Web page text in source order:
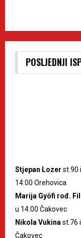
POSLJEDNJI
Stjepan Lozer st.90
14:00 Orehovica
Marija Gyöfi rođ.
u 14:00 Čakovec
Nikola Vukina st.76
Čakovec